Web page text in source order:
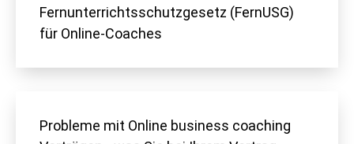
Fernunterrichtsschutzgesetz (FernUSG)
für Online-Coaches
Probleme mit Online business coaching